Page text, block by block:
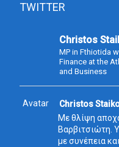
TWITTER
Christos
MP in Fthiotida
Finance at the
and Business
Avatar Christos
Με θλίψη
Βαρβιτσιώτη.
με συνέπεια